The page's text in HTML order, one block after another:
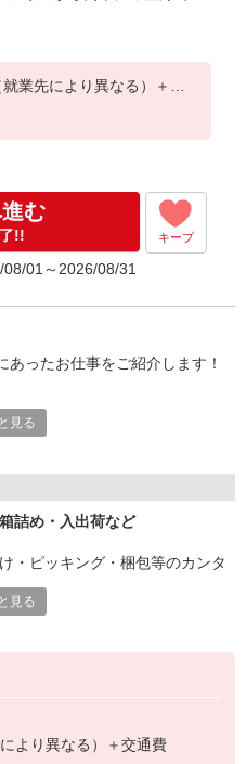
業先により異なる）＋交
む
!! キープ
01～2026/08/31
ったお仕事をご紹介します！
！「交通費支給OK！」
の方もぜひご登録下さい☆
料日前にお支払いOK
レーン・玉掛け・溶接の資格
験料を全額当社負担します。
見る
詰め・入出荷など
・ピッキング・梱包等のカンタ
見る
より異なる）＋交通費